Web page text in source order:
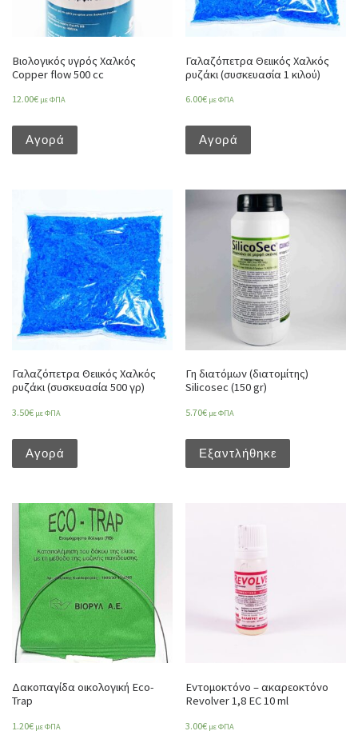
Βιολογικός υγρός Χαλκός
Copper flow 500 cc
12.00€ με ΦΠΑ
Αγορά
Γαλαζόπετρα Θειικός Χαλκός
ρυζάκι (συσκευασία 1 κιλού)
6.00€ με ΦΠΑ
Αγορά
Γαλαζόπετρα Θειικός Χαλκός
ρυζάκι (συσκευασία 500 γρ)
3.50€ με ΦΠΑ
Αγορά
Γη διατόμων (διατομίτης)
Silicosec (150 gr)
5.70€ με ΦΠΑ
Εξαντλήθηκε
Δακοπαγίδα οικολογική Eco-
Trap
1.20€ με ΦΠΑ
Εντομοκτόνο – ακαρεοκτόνο
Revolver 1,8 EC 10 ml
3.00€ με ΦΠΑ